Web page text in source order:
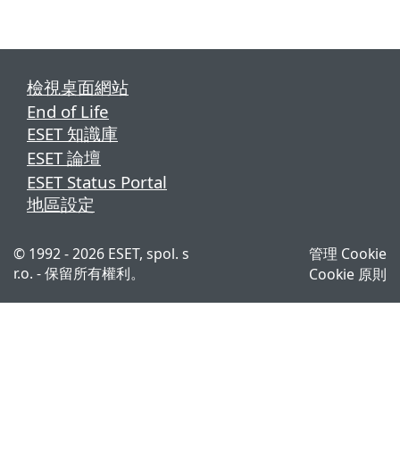
檢視桌面網站
End of Life
ESET 知識庫
ESET 論壇
ESET Status Portal
地區設定
© 1992 - 2026 ESET, spol. s
r.o. - 保留所有權利。
管理 Cookie
Cookie 原則